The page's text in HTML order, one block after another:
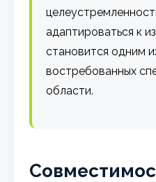
адаптироваться к
становится одним
востребованных
области.